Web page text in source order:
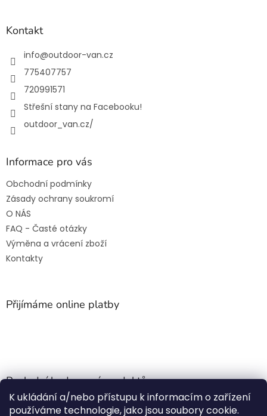
K ukládání a/nebo přístupu k informacím o zařízení
používáme technologie, jako jsou soubory cookie.
Kontakt
info@outdoor-van.cz
775407757
720991571
Střešní stany na Facebooku!
outdoor_van.cz/
Informace pro vás
Obchodní podmínky
Zásady ochrany soukromí
O NÁS
FAQ - Časté otázky
Výměna a vrácení zboží
Kontakty
Přijímáme online platby
Poslední hodnocení produktů
Jehla do nádrže k nezávislému topení